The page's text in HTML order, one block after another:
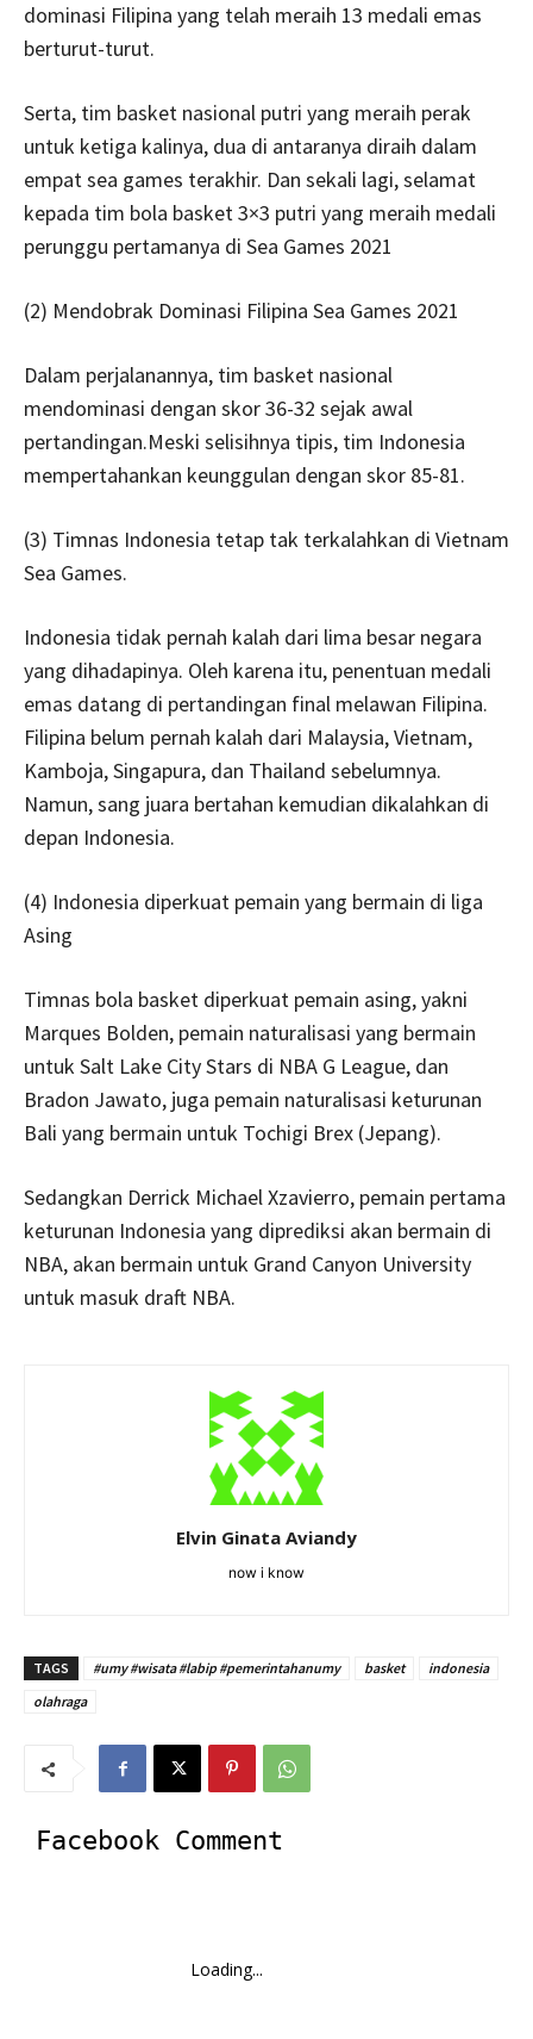
dominasi Filipina yang telah meraih 13 medali emas
berturut-turut.
Serta, tim basket nasional putri yang meraih perak
untuk ketiga kalinya, dua di antaranya diraih dalam
empat sea games terakhir. Dan sekali lagi, selamat
kepada tim bola basket 3×3 putri yang meraih medali
perunggu pertamanya di Sea Games 2021
(2) Mendobrak Dominasi Filipina Sea Games 2021
Dalam perjalanannya, tim basket nasional
mendominasi dengan skor 36-32 sejak awal
pertandingan.Meski selisihnya tipis, tim Indonesia
mempertahankan keunggulan dengan skor 85-81.
(3) Timnas Indonesia tetap tak terkalahkan di Vietnam
Sea Games.
Indonesia tidak pernah kalah dari lima besar negara
yang dihadapinya. Oleh karena itu, penentuan medali
emas datang di pertandingan final melawan Filipina.
Filipina belum pernah kalah dari Malaysia, Vietnam,
Kamboja, Singapura, dan Thailand sebelumnya.
Namun, sang juara bertahan kemudian dikalahkan di
depan Indonesia.
(4) Indonesia diperkuat pemain yang bermain di liga
Asing
Timnas bola basket diperkuat pemain asing, yakni
Marques Bolden, pemain naturalisasi yang bermain
untuk Salt Lake City Stars di NBA G League, dan
Bradon Jawato, juga pemain naturalisasi keturunan
Bali yang bermain untuk Tochigi Brex (Jepang).
Sedangkan Derrick Michael Xzavierro, pemain pertama
keturunan Indonesia yang diprediksi akan bermain di
NBA, akan bermain untuk Grand Canyon University
untuk masuk draft NBA.
Elvin Ginata Aviandy
now i know
TAGS #umy #wisata #labip #pemerintahanumy basket
indonesia
olahraga
Facebook Comment
Loading...